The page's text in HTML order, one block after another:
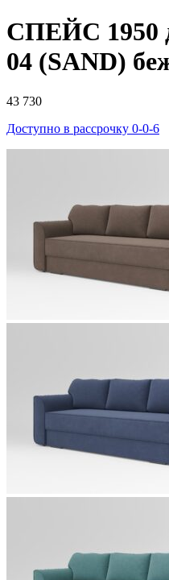
СПЕЙС 1950
04 (SAND)
43 730
Доступно в рассрочку 0-0-6